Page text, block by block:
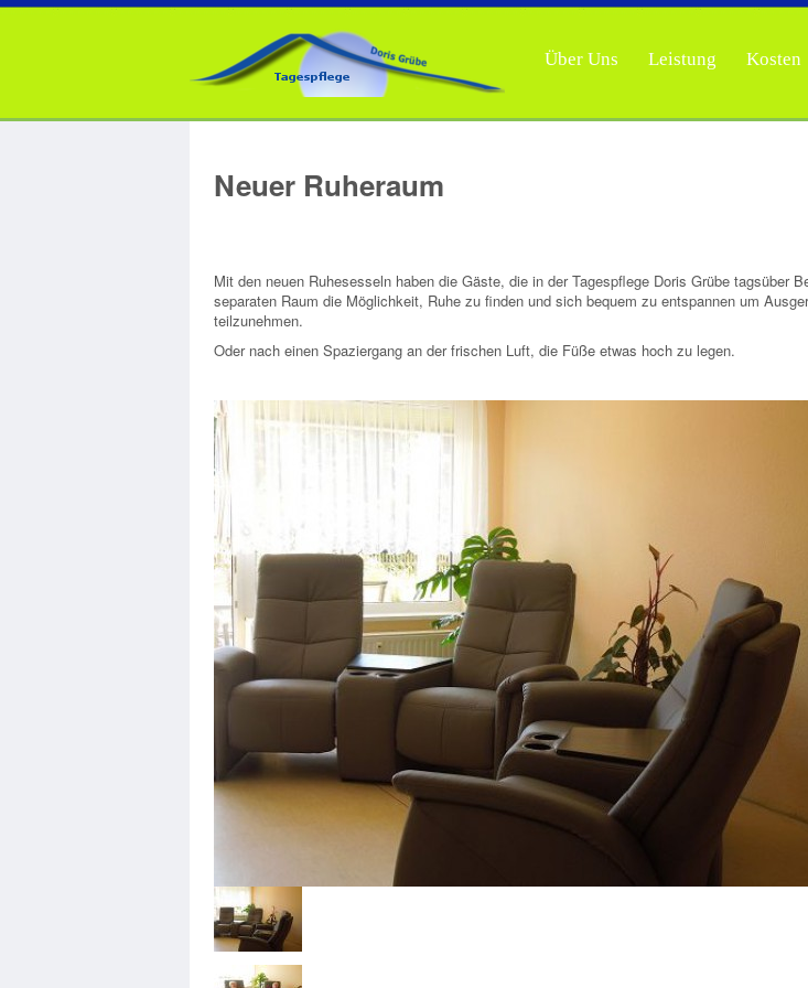
Über Uns Leistung Kosten
Neuer Ruheraum
Mit den neuen Ruhesesseln haben die Gäste, die in der Tagespflege Doris Grübe tagsüber
separaten Raum die Möglichkeit, Ruhe zu finden und sich bequem zu entspannen um
teilzunehmen.
Oder nach einen Spaziergang an der frischen Luft, die Füße etwas hoch zu legen.